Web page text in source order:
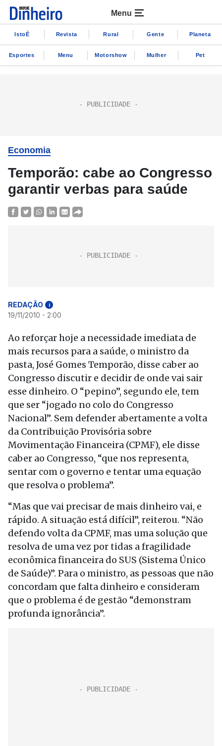
Menu
IstoÉ Revista Rural Gente Planeta
Esportes Menu Motorshow Mulher Pet
Economia
Temporão: cabe ao Congresso
garantir verbas para saúde
REDAÇÃO i
19/11/2010 - 2:00
Ao reforçar hoje a necessidade imediata de
mais recursos para a saúde, o ministro da
pasta, José Gomes Temporão, disse caber ao
Congresso discutir e decidir de onde vai sair
esse dinheiro. O “pepino”, segundo ele, tem
que ser “jogado no colo do Congresso
Nacional”. Sem defender abertamente a volta
da Contribuição Provisória sobre
Movimentação Financeira (CPMF), ele disse
caber ao Congresso, “que nos representa,
sentar com o governo e tentar uma equação
que resolva o problema”.
“Mas que vai precisar de mais dinheiro vai, e
rápido. A situação está difícil”, reiterou. “Não
defendo volta da CPMF, mas uma solução que
resolva de uma vez por tidas a fragilidade
econômica financeira do SUS (Sistema Único
de Saúde)”. Para o ministro, as pessoas que não
concordam que falta dinheiro e consideram
que o problema é de gestão “demonstram
profunda ignorância”.